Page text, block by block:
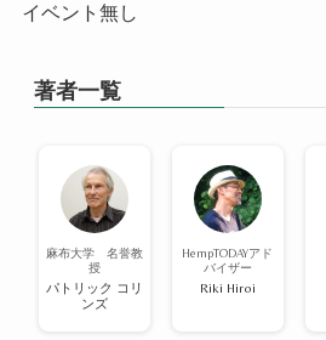
イベント無し
著者一覧
麻布大学 名誉教
授
パトリック コリ
ンズ
HempTODAYアド
バイザー
Riki Hiroi